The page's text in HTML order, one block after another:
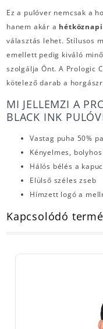
Ez a pulóver nemcsak a
hanem akár a
választás lehet. Stílusos
emellett pedig kiváló
szolgálja Önt. A Prologic
kötelező darab a
MI JELLEMZI A
BLACK INK
Vastag puha 50%
Kényelmes,
Hálós bélés a
Elülső széles zseb
Hímzett logó a
Kapcsolódó